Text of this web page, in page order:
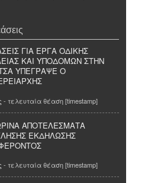
ΓΙΑ ΕΡΓΑ ΟΔΙΚΗΣ
ΚΑΙ ΥΠΟΔΟΜΩΝ ΣΤΗΝ
ΥΠΕΓΡΑΨΕ Ο
- τελευταία θέαση [timestamp]
ΑΠΟΤΕΛΕΣΜΑΤΑ
ΕΚΔΗΛΩΣΗΣ
- τελευταία θέαση [timestamp]